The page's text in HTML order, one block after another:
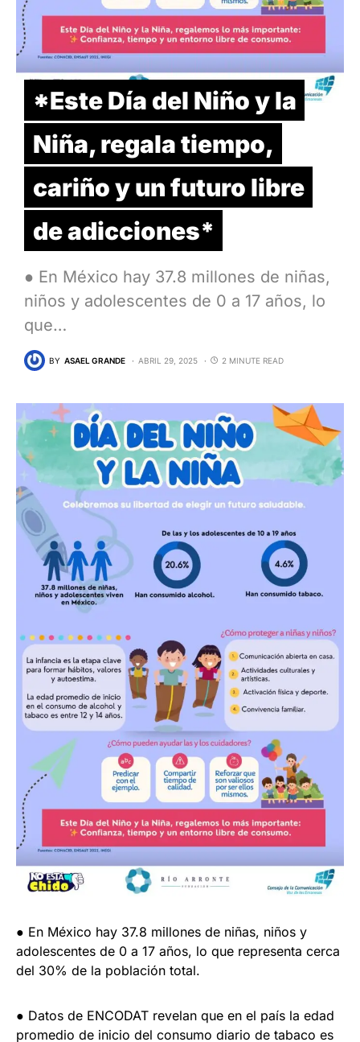
*Este Día del Niño y la
Niña, regala tiempo,
cariño y un futuro libre
de adicciones*
● En México hay 37.8 millones de niñas,
niños y adolescentes de 0 a 17 años, lo
que…
BY ASAEL GRANDE ABRIL 29, 2025 2 MINUTE READ
● En México hay 37.8 millones de niñas, niños y
adolescentes de 0 a 17 años, lo que representa cerca
del 30% de la población total.
● Datos de ENCODAT revelan que en el país la edad
promedio de inicio del consumo diario de tabaco es